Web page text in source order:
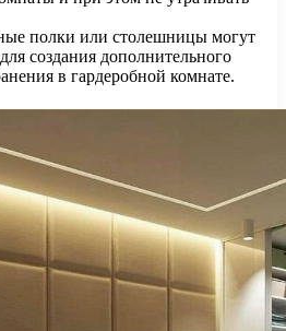
полки или столешницы могут
создания дополнительного
в гардеробной комнате.